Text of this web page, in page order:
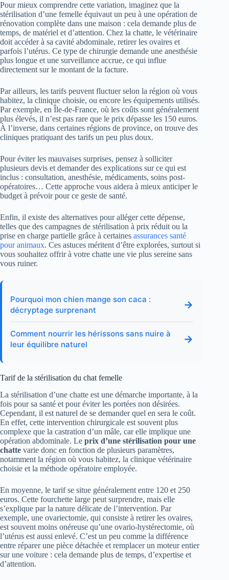
Pour mieux comprendre cette variation, imaginez que la
stérilisation d’une femelle équivaut un peu à une opération de
rénovation complète dans une maison : cela demande plus de
temps, de matériel et d’attention. Chez la chatte, le vétérinaire
doit accéder à sa cavité abdominale, retirer les ovaires et
parfois l’utérus. Ce type de chirurgie demande une anesthésie
plus longue et une surveillance accrue, ce qui influe
directement sur le montant de la facture.
Par ailleurs, les tarifs peuvent fluctuer selon la région où vous
habitez, la clinique choisie, ou encore les équipements utilisés.
Par exemple, en Île-de-France, où les coûts sont généralement
plus élevés, il n’est pas rare que le prix dépasse les 150 euros.
À l’inverse, dans certaines régions de province, on trouve des
cliniques pratiquant des tarifs un peu plus doux.
Pour éviter les mauvaises surprises, pensez à solliciter
plusieurs devis et demander des explications sur ce qui est
inclus : consultation, anesthésie, médicaments, soins post-
opératoires… Cette approche vous aidera à mieux anticiper le
budget à prévoir pour ce geste de santé.
Enfin, il existe des alternatives pour alléger cette dépense,
telles que des campagnes de stérilisation à prix réduit ou la
prise en charge partielle grâce à certaines assurances santé
pour animaux. Ces astuces méritent d’être explorées, surtout si
vous souhaitez offrir à votre chatte une vie plus sereine sans
vous ruiner.
Pourquoi mon chien mange son caca :
décryptage surprenant
→
Comment nourrir les hérissons sans nuire à
leur équilibre naturel
→
Tarif de la stérilisation du chat femelle
La stérilisation d’une chatte est une démarche importante, à la
fois pour sa santé et pour éviter les portées non désirées.
Cependant, il est naturel de se demander quel en sera le coût.
En effet, cette intervention chirurgicale est souvent plus
complexe que la castration d’un mâle, car elle implique une
opération abdominale. Le prix d’une stérilisation pour une
chatte varie donc en fonction de plusieurs paramètres,
notamment la région où vous habitez, la clinique vétérinaire
choisie et la méthode opératoire employée.
En moyenne, le tarif se situe généralement entre 120 et 250
euros. Cette fourchette large peut surprendre, mais elle
s’explique par la nature délicate de l’intervention. Par
exemple, une ovariectomie, qui consiste à retirer les ovaires,
est souvent moins onéreuse qu’une ovario-hystérectomie, où
l’utérus est aussi enlevé. C’est un peu comme la différence
entre réparer une pièce détachée et remplacer un moteur entier
sur une voiture : cela demande plus de temps, d’expertise et
d’attention.